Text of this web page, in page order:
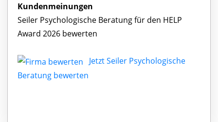
Kundenmeinungen
Seiler Psychologische Beratung für den HELP
Award 2026 bewerten
Jetzt Seiler Psychologische
Beratung bewerten